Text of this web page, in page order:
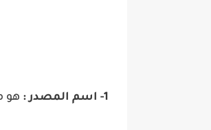
1- اسم المصدر :
هو